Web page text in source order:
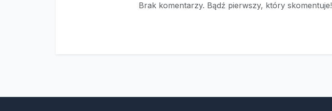
Brak komentarzy. Bądź pierwszy, który skomentuje!